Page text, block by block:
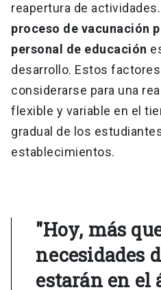
reapertura de
proceso de vacunación
personal de educación
desarrollo. Estos
considerarse para una
flexible y variable en el
gradual de los
establecimientos.
"Hoy, más
necesidades
estarán en el